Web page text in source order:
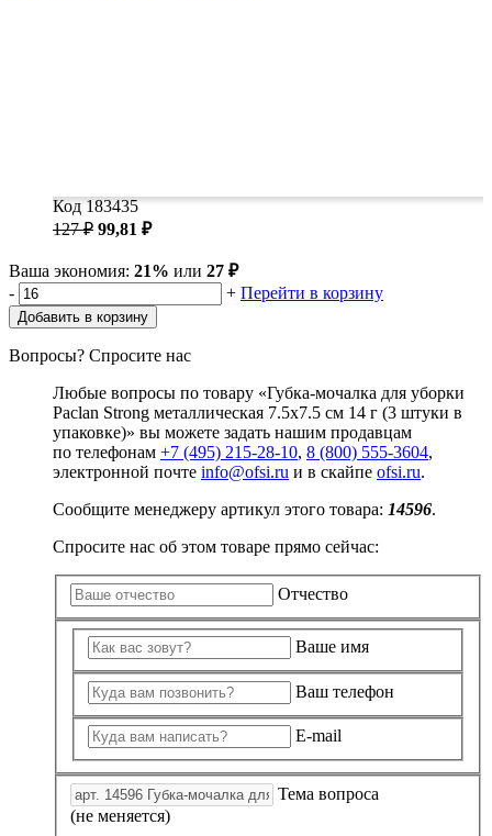
Код 183435
127 ₽ 99,81 ₽
Ваша экономия: 21% или 27 ₽
-
+ Перейти в корзину
Добавить в корзину
Вопросы? Спросите нас
Любые вопросы по товару «Губка-мочалка для уборки
Paclan Strong металлическая 7.5x7.5 см 14 г (3 штуки в
упаковке)» вы можете задать нашим продавцам
по телефонам +7 (495) 215-28-10, 8 (800) 555-3604,
электронной почте info@ofsi.ru и в скайпе ofsi.ru.
Сообщите менеджеру артикул этого товара: 14596.
Спросите нас об этом товаре прямо сейчас:
Отчество
Ваше имя
Ваш телефон
E-mail
Тема вопроса
(не меняется)